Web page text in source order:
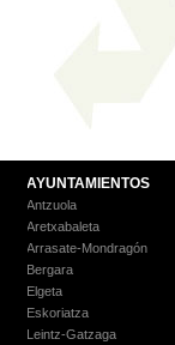
AYUNTAMIENTOS
Antzuola
Aretxabaleta
Arrasate-Mondragón
Bergara
Elgeta
Eskoriatza
Leintz-Gatzaga